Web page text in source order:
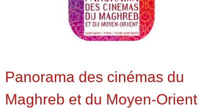
Panorama des cinémas du
Maghreb et du Moyen-Orient